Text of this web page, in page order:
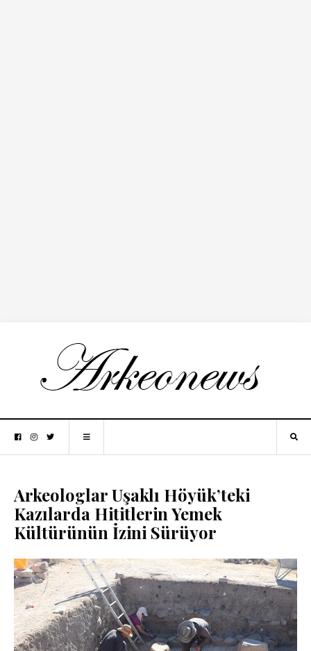
Arkeologlar Uşaklı Höyük’teki
Kazılarda Hititlerin Yemek
Kültürünün İzini Sürüyor